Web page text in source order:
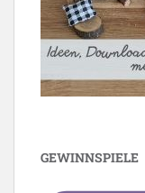
GEWINNSPIELE